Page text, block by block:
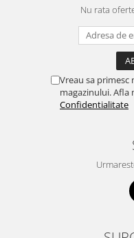
Nu rata
Vreau sa
magazinului. Afla
Confidentialitate